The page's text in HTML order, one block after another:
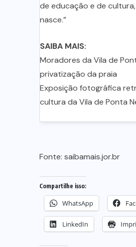
de educação e de
nasce.”
SAIBA MAIS:
Moradores da Vila de
privatização da praia
Exposição fotográfica
cultura da Vila de Ponta
Fonte: saibamais.jor.br
Compartilhe isso:
WhatsApp
LinkedIn